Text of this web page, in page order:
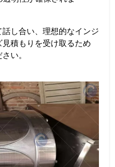
し合い、理想的なインジ
積もりを受け取るため
い。